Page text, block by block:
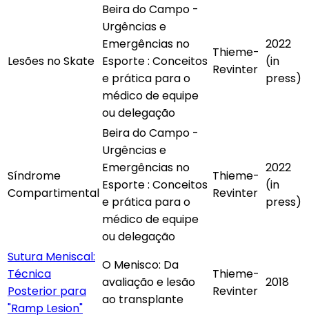
Lesões no Skate
Beira do Campo -
Urgências e
Emergências no
Esporte : Conceitos
e prática para o
médico de equipe
ou delegação
Thieme-
Revinter
2022
(in
press)
Síndrome
Compartimental
Beira do Campo -
Urgências e
Emergências no
Esporte : Conceitos
e prática para o
médico de equipe
ou delegação
Thieme-
Revinter
2022
(in
press)
Sutura Meniscal:
Técnica
Posterior para
"Ramp Lesion"
O Menisco: Da
avaliação e lesão
ao transplante
Thieme-
Revinter
2018